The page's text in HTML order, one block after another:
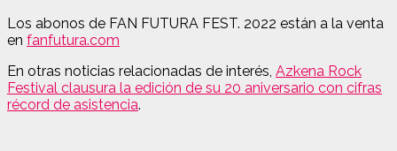
Los abonos de FAN FUTURA FEST. 2022 están a la venta
en fanfutura.com
En otras noticias relacionadas de interés, Azkena Rock
Festival clausura la edición de su 20 aniversario con cifras
récord de asistencia.